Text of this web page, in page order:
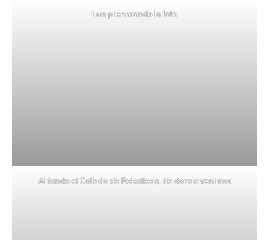
Luis preparando la foto
Al fondo el Collado de Rebolledo, de donde venimos